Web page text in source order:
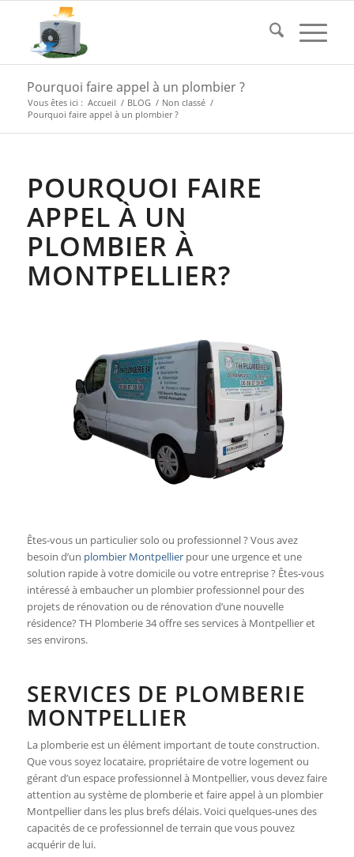
Pourquoi faire appel à un plombier ?
Vous êtes ici : Accueil / BLOG / Non classé /
Pourquoi faire appel à un plombier ?
POURQUOI FAIRE
APPEL À UN
PLOMBIER À
MONTPELLIER?
Êtes-vous un particulier solo ou professionnel ? Vous avez
besoin d’un plombier Montpellierpour une urgence et une
solution rapide à votre domicile ou votre entreprise ? Êtes-vous
intéressé à embaucher un plombier professionnel pour des
projets de rénovation ou de rénovation d’une nouvelle
résidence? TH Plomberie 34 offre ses services à Montpellier et
ses environs.
SERVICES DE PLOMBERIE
MONTPELLIER
La plomberie est un élément important de toute construction.
Que vous soyez locataire, propriétaire de votre logement ou
gérant d’un espace professionnel à Montpellier, vous devez faire
attention au système de plomberie et faire appel à un plombier
Montpellier dans les plus brefs délais. Voici quelques-unes des
capacités de ce professionnel de terrain que vous pouvez
acquérir de lui.